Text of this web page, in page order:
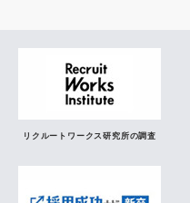
リクルートワークス研究所の調査